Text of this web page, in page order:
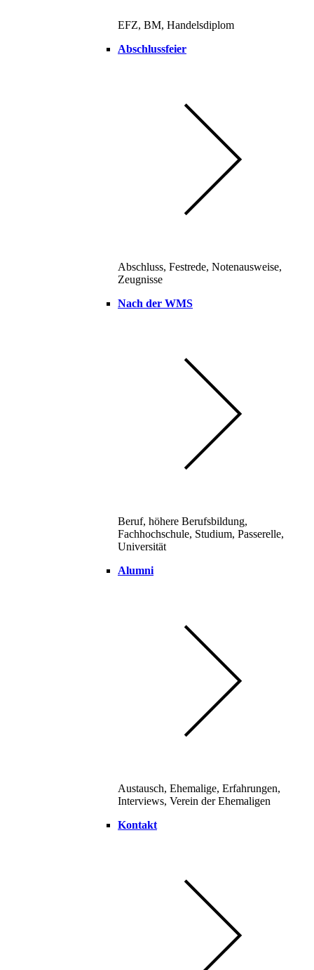
EFZ, BM, Handelsdiplom
Abschlussfeier
Abschluss, Festrede, Notenausweise,
Zeugnisse
Nach der WMS
Beruf, höhere Berufsbildung,
Fachhochschule, Studium, Passerelle,
Universität
Alumni
Austausch, Ehemalige, Erfahrungen,
Interviews, Verein der Ehemaligen
Kontakt